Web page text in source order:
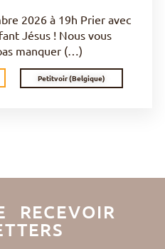
2026 à 19h Prier avec
Jésus ! Nous vous
manquer (…)
Petitvoir (Belgique)
RECEVOIR